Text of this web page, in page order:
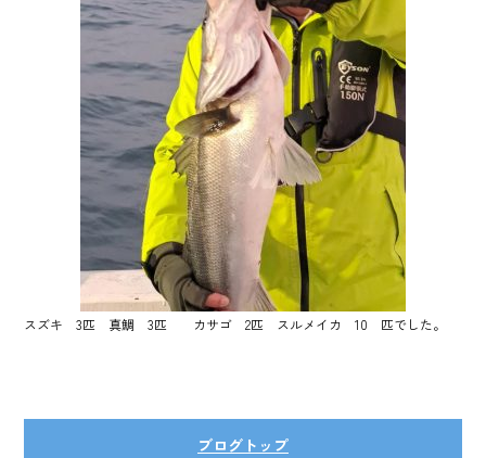
スズキ 3匹 真鯛 3匹 カサゴ 2匹 スルメイカ 10 匹でした。
ブログトップ